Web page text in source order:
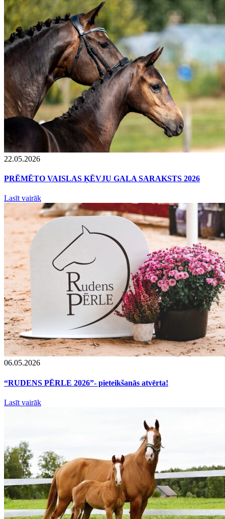
22.05.2026
PRĒMĒTO VAISLAS ĶĒVJU GALA SARAKSTS 2026
Lasīt vairāk
06.05.2026
“RUDENS PĒRLE 2026”- pieteikšanās atvērta!
Lasīt vairāk